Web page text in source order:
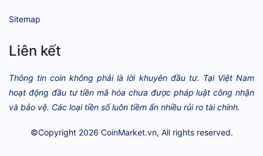
Sitemap
Liên kết
Thông tin coin không phải là lời khuyên đầu tư. Tại Việt Nam
hoạt động đầu tư tiền mã hóa chưa được pháp luật công nhận
và bảo vệ. Các loại tiền số luôn tiềm ẩn nhiều rủi ro tài chính.
©Copyright 2026 CoinMarket.vn, All rights reserved.